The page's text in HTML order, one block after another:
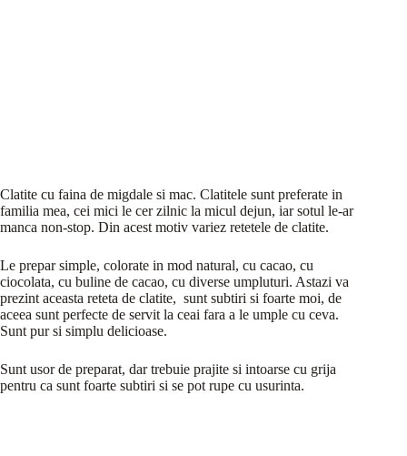
Clatite cu faina de migdale si mac. Clatitele sunt preferate in
familia mea, cei mici le cer zilnic la micul dejun, iar sotul le-ar
manca non-stop. Din acest motiv variez retetele de clatite.
Le prepar simple, colorate in mod natural, cu cacao, cu
ciocolata, cu buline de cacao, cu diverse umpluturi. Astazi va
prezint aceasta reteta de clatite, sunt subtiri si foarte moi, de
aceea sunt perfecte de servit la ceai fara a le umple cu ceva.
Sunt pur si simplu delicioase.
Sunt usor de preparat, dar trebuie prajite si intoarse cu grija
pentru ca sunt foarte subtiri si se pot rupe cu usurinta.